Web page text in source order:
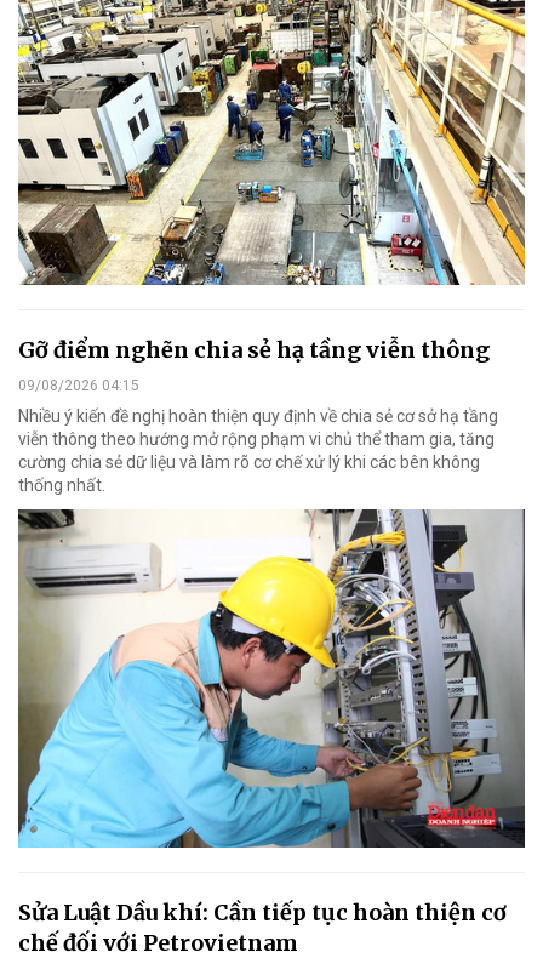
Gỡ điểm nghẽn chia sẻ hạ tầng viễn thông
09/08/2026 04:15
Nhiều ý kiến đề nghị hoàn thiện quy định về chia sẻ cơ sở hạ tầng
viễn thông theo hướng mở rộng phạm vi chủ thể tham gia, tăng
cường chia sẻ dữ liệu và làm rõ cơ chế xử lý khi các bên không
thống nhất.
Sửa Luật Dầu khí: Cần tiếp tục hoàn thiện cơ
chế đối với Petrovietnam